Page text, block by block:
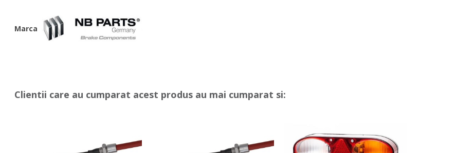
Marca
Clientii care au cumparat acest produs au mai cumparat si: